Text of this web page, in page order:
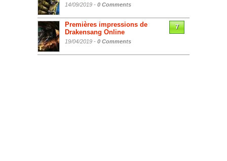
14/09/2019 - 0 Comments
Premières impressions de
Drakensang Online
19/04/2019 - 0 Comments
7